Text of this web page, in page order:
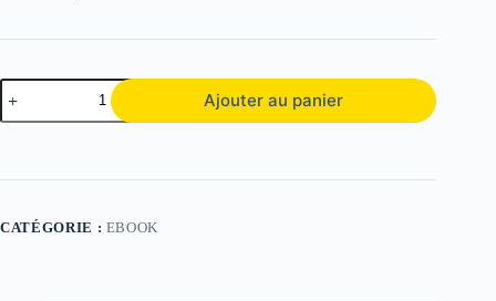
quantité
de
10
améliorer
de
Ajouter au panier
CATÉGORIE : EBOOK